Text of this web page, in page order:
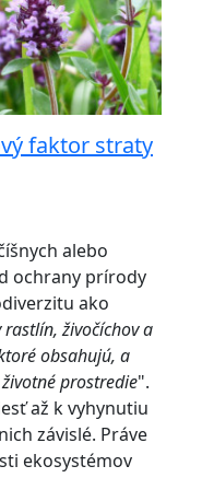
faktor straty
alebo
ochrany prírody
ako
živočíchov a
obsahujú, a
prostredie".
až k vyhynutiu
závislé. Práve
ekosystémov